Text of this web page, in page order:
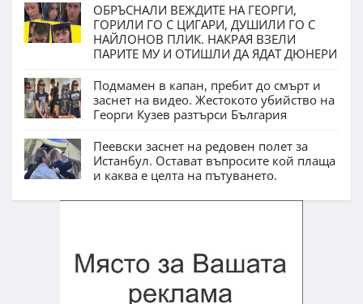
ОБРЪСНАЛИ ВЕЖДИТЕ НА ГЕОРГИ,
ГОРИЛИ ГО С ЦИГАРИ, ДУШИЛИ ГО С
НАЙЛОНОВ ПЛИК. НАКРАЯ ВЗЕЛИ
ПАРИТЕ МУ И ОТИШЛИ ДА ЯДАТ ДЮНЕРИ
Подмамен в капан, пребит до смърт и
заснет на видео. Жестокото убийство на
Георги Кузев разтърси България
Пеевски заснет на редовен полет за
Истанбул. Остават въпросите кой плаща
и каква е целта на пътуването.